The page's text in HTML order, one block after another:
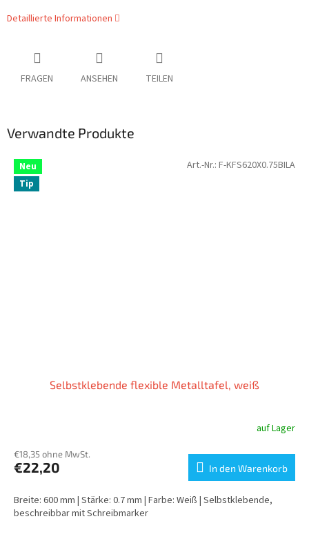
Detaillierte Informationen
FRAGEN ANSEHEN TEILEN
Verwandte Produkte
Neu
Tip
Selbstklebende flexible Metalltafel, weiß
auf Lager
€18,35 ohne MwSt.
€22,20 In den Warenkorb
Breite: 600 mm | Stärke: 0.7 mm | Farbe: Weiß | Selbstklebende,
beschreibbar mit Schreibmarker
Art.-Nr.: F-KFS620X0.75BILA